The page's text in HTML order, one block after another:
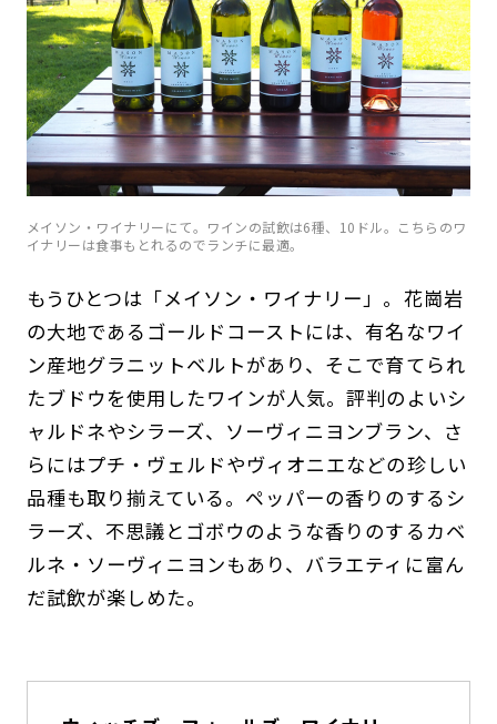
メイソン・ワイナリーにて。ワインの試飲は6種、10ドル。こちらのワ
イナリーは食事もとれるのでランチに最適。
もうひとつは「メイソン・ワイナリー」。花崗岩
の大地であるゴールドコーストには、有名なワイ
ン産地グラニットベルトがあり、そこで育てられ
たブドウを使用したワインが人気。評判のよいシ
ャルドネやシラーズ、ソーヴィニヨンブラン、さ
らにはプチ・ヴェルドやヴィオニエなどの珍しい
品種も取り揃えている。ペッパーの香りのするシ
ラーズ、不思議とゴボウのような香りのするカベ
ルネ・ソーヴィニヨンもあり、バラエティに富ん
だ試飲が楽しめた。